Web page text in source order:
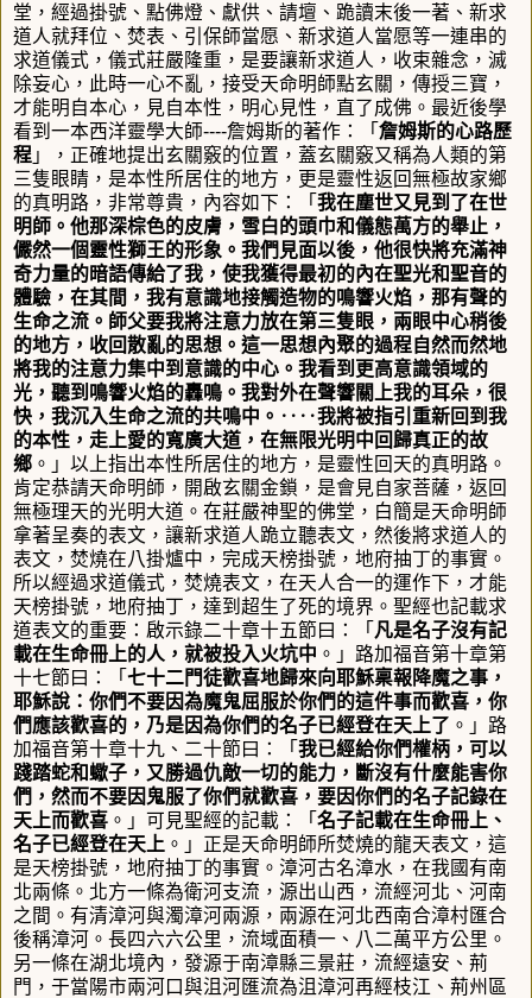
堂，經過掛號、點佛燈、獻供、請壇、跪讀末後一著、新求
道人就拜位、焚表、引保師當愿、新求道人當愿等一連串的
求道儀式，儀式莊嚴隆重，是要讓新求道人，收束雜念，滅
除妄心，此時一心不亂，接受天命明師點玄關，傳授三寶，
才能明自本心，見自本性，明心見性，直了成佛。最近後學
看到一本西洋靈學大師----詹姆斯的著作：「 詹姆斯的心路歷
程 」，正確地提出玄關竅的位置，蓋玄關竅又稱為人類的第
三隻眼睛，是本性所居住的地方，更是靈性返回無極故家鄉
的真明路，非常尊貴，內容如下：「 我在塵世又見到了在世
明師。他那深棕色的皮膚，雪白的頭巾和儀態萬方的舉止，
儼然一個靈性獅王的形象。我們見面以後，他很快將充滿神
奇力量的暗語傳給了我，使我獲得最初的內在聖光和聖音的
體驗，在其間，我有意識地接觸造物的鳴響火焰，那有聲的
生命之流。師父要我將注意力放在第三隻眼，兩眼中心稍後
的地方，收回散亂的思想。這一思想內聚的過程自然而然地
將我的注意力集中到意識的中心。我看到更高意識領域的
光，聽到鳴響火焰的轟鳴。我對外在聲響關上我的耳朵，很
快，我沉入生命之流的共鳴中。‥‥我將被指引重新回到我
的本性，走上愛的寬廣大道，在無限光明中回歸真正的故
鄉 。」以上指出本性所居住的地方，是靈性回天的真明路。
肯定恭請天命明師，開啟玄關金鎖，是會見自家菩薩，返回
無極理天的光明大道。在莊嚴神聖的佛堂，白簡是天命明師
拿著呈奏的表文，讓新求道人跪立聽表文，然後將求道人的
表文，焚燒在八掛爐中，完成天榜掛號，地府抽丁的事實。
所以經過求道儀式，焚燒表文，在天人合一的運作下，才能
天榜掛號，地府抽丁，達到超生了死的境界。聖經也記載求
道表文的重要：啟示錄二十章十五節曰：「 凡是名子沒有記
載在生命冊上的人，就被投入火坑中 。」路加福音第十章第
十七節曰：「 七十二門徒歡喜地歸來向耶穌稟報降魔之事，
耶穌說：你們不要因為魔鬼屈服於你們的這件事而歡喜，你
們應該歡喜的，乃是因為你們的名子已經登在天上了 。」路
加福音第十章十九、二十節曰：「 我已經給你們權柄，可以
踐踏蛇和蠍子，又勝過仇敵一切的能力，斷沒有什麼能害你
們，然而不要因鬼服了你們就歡喜，要因你們的名子記錄在
天上而歡喜 。」可見聖經的記載：「 名子記載在生命冊上、
名子已經登在天上 。」 正是天命明師所焚燒的龍天表文，這
是天榜掛號，地府抽丁的事實 。 漳河古名漳水，在我國有南
北兩條。北方一條為衛河支流，源出山西，流經河北、河南
之間。有清漳河與濁漳河兩源，兩源在河北西南合漳村匯合
後稱漳河。長四六六公里，流域面積一、八二萬平方公里。
另一條在湖北境內，發源于南漳縣三景莊，流經遠安、荊
門，于當陽市兩河口與沮河匯流為沮漳河再經枝江、荊州區